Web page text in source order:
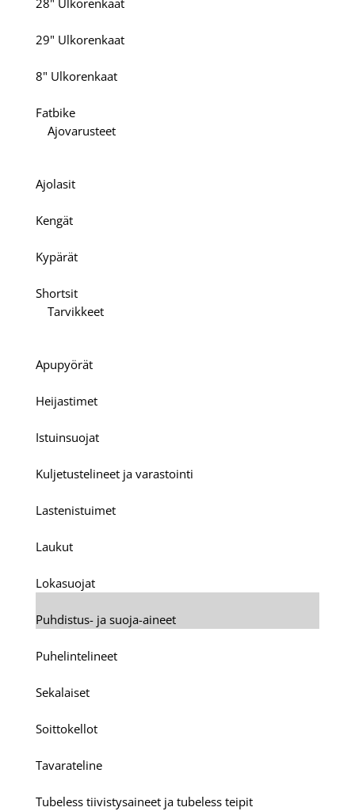
28" Ulkorenkaat
29" Ulkorenkaat
8" Ulkorenkaat
Fatbike
Ajovarusteet
Ajolasit
Kengät
Kypärät
Shortsit
Tarvikkeet
Apupyörät
Heijastimet
Istuinsuojat
Kuljetustelineet ja varastointi
Lastenistuimet
Laukut
Lokasuojat
Puhdistus- ja suoja-aineet
Puhelintelineet
Sekalaiset
Soittokellot
Tavarateline
Tubeless tiivistysaineet ja tubeless teipit